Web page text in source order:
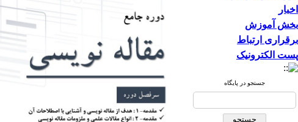
اخبار
بخش آموزش
برقراری ارتباط
پست الکترونیک
جستجو در پایگاه